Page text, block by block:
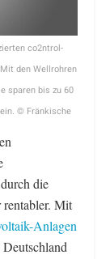
co2ntrol-
den Wellrohren
sparen bis zu 60
© Fränkische
die
rentabler. Mit
Anlagen